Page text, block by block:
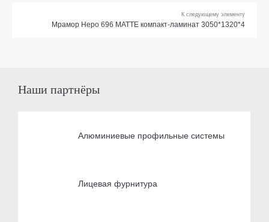
К следующему элементу
Мрамор Неро 696 МАТТЕ компакт-ламинат 3050*1320*4
Наши партнёры
Алюминиевые профильные системы
Лицевая фурнитура